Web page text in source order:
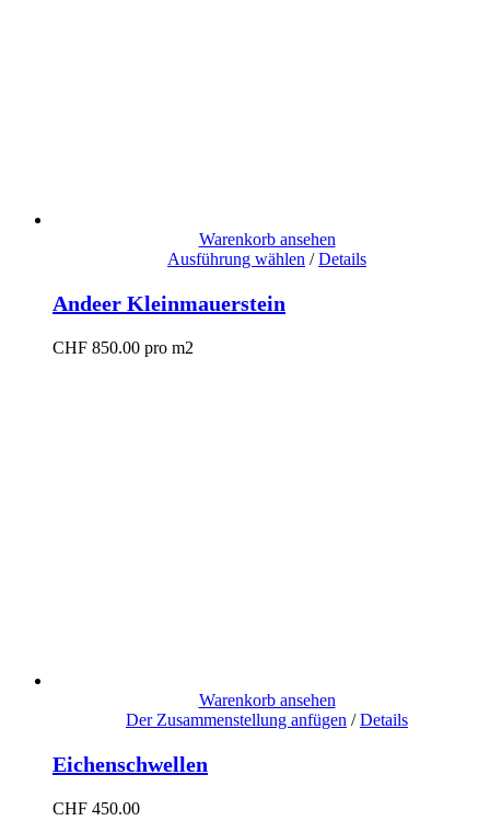
Warenkorb ansehen
Ausführung wählen / Details
Andeer Kleinmauerstein
CHF 850.00 pro m2
Warenkorb ansehen
Der Zusammenstellung anfügen / Details
Eichenschwellen
CHF 450.00